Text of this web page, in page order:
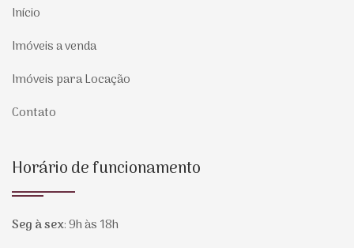
Início
Imóveis a venda
Imóveis para Locação
Contato
Horário de funcionamento
Seg à sex:9h às 18h